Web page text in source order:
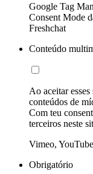
Google Tag
Consent Mode
Freshchat
Conteúdo
Ao aceitar
conteúdos de
Com teu
terceiros neste
Vimeo, YouTube
Obrigatório